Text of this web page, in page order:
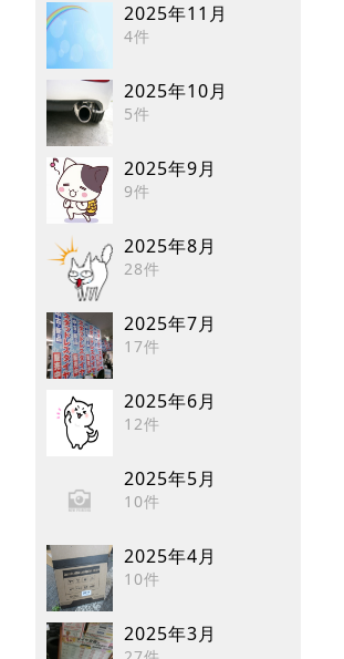
2025年11月
4件
2025年10月
5件
2025年9月
9件
2025年8月
28件
2025年7月
17件
2025年6月
12件
2025年5月
10件
2025年4月
10件
2025年3月